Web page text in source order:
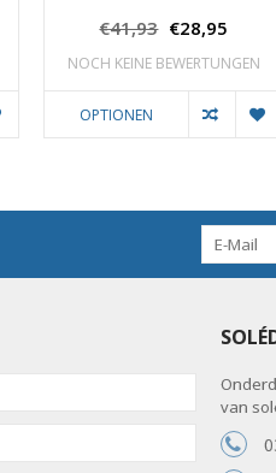
€41,93 €28,95
NOCH KEINE BEWERTUNGEN
OPTIONEN
van